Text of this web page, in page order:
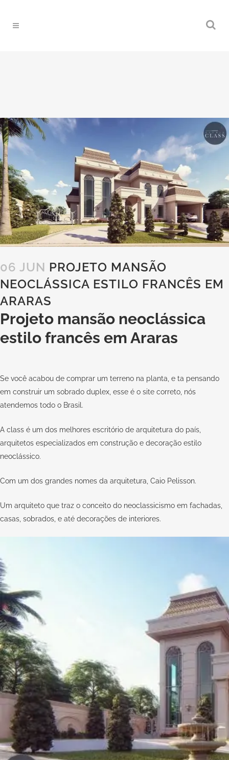
06 JUN PROJETO MANSÃO
NEOCLÁSSICA ESTILO FRANCÊS EM
ARARAS
Projeto mansão neoclássica
estilo francês em Araras
Se você acabou de comprar um terreno na planta, e ta pensando
em construir um sobrado duplex, esse é o site correto, nós
atendemos todo o Brasil.
A class é um dos melhores escritório de arquitetura do país,
arquitetos especializados em construção e decoração estilo
neoclássico.
Com um dos grandes nomes da arquitetura, Caio Pelisson.
Um arquiteto que traz o conceito do neoclassicismo em fachadas,
casas, sobrados, e até decorações de interiores.